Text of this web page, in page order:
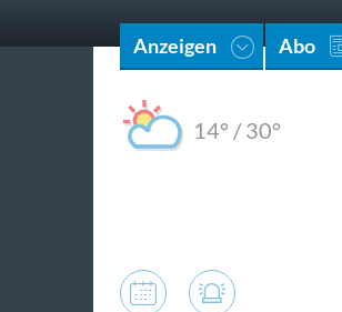
Anzeigen Abo
14° /30°